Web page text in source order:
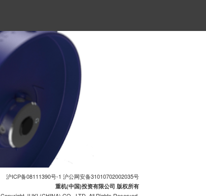
沪ICP备08111390号-1 沪公网安备31010702002035号
重机(中国)投资有限公司 版权所有